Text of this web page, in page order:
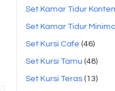
Set Kamar Tidur
Set Kamar Tidur
Set Kursi Cafe (46)
Set Kursi Tamu (48)
Set Kursi Teras(13)